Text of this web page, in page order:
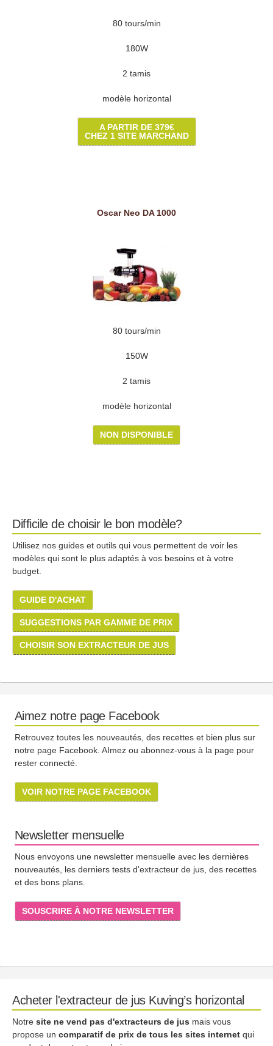
80 tours/min
180W
2 tamis
modèle horizontal
A PARTIR DE 379€
CHEZ 1 SITE MARCHAND
Oscar Neo DA 1000
80 tours/min
150W
2 tamis
modèle horizontal
NON DISPONIBLE
Difficile de choisir le bon modèle?
Utilisez nos guides et outils qui vous permettent de voir les
modèles qui sont le plus adaptés à vos besoins et à votre
budget.
GUIDE D'ACHAT
SUGGESTIONS PAR GAMME DE PRIX
CHOISIR SON EXTRACTEUR DE JUS
Aimez notre page Facebook
Retrouvez toutes les nouveautés, des recettes et bien plus sur
notre page Facebook. AImez ou abonnez-vous à la page pour
rester connecté.
VOIR NOTRE PAGE FACEBOOK
Newsletter mensuelle
Nous envoyons une newsletter mensuelle avec les dernières
nouveautés, les derniers tests d'extracteur de jus, des recettes
et des bons plans.
SOUSCRIRE À NOTRE NEWSLETTER
Acheter l'extracteur de jus Kuving’s horizontal
Notre site ne vend pas d'extracteurs de jus mais vous
propose un comparatif de prix de tous les sites internet qui